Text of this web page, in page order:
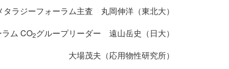
タラジーフォーラム主査 丸岡伸洋（東北大）
ム CO2グループリーダー 遠山岳史（日大）
大場茂夫（応用物性研究所）